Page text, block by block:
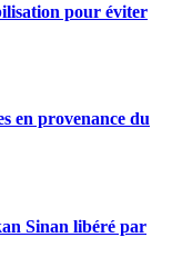
pour éviter
en provenance du
Sinan libéré par